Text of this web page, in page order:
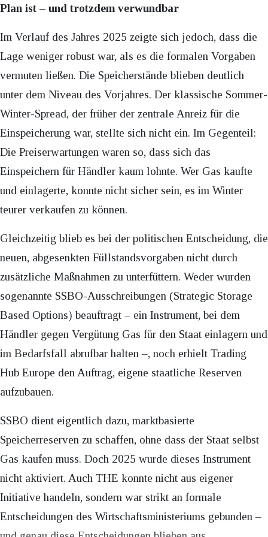
Plan ist – und trotzdem verwundbar
Im Verlauf des Jahres 2025 zeigte sich jedoch, dass die
Lage weniger robust war, als es die formalen Vorgaben
vermuten ließen. Die Speicherstände blieben deutlich
unter dem Niveau des Vorjahres. Der klassische Sommer-
Winter-Spread, der früher der zentrale Anreiz für die
Einspeicherung war, stellte sich nicht ein. Im Gegenteil:
Die Preiserwartungen waren so, dass sich das
Einspeichern für Händler kaum lohnte. Wer Gas kaufte
und einlagerte, konnte nicht sicher sein, es im Winter
teurer verkaufen zu können.
Gleichzeitig blieb es bei der politischen Entscheidung, die
neuen, abgesenkten Füllstandsvorgaben nicht durch
zusätzliche Maßnahmen zu unterfüttern. Weder wurden
sogenannte SSBO-Ausschreibungen (Strategic Storage
Based Options) beauftragt – ein Instrument, bei dem
Händler gegen Vergütung Gas für den Staat einlagern und
im Bedarfsfall abrufbar halten –, noch erhielt Trading
Hub Europe den Auftrag, eigene staatliche Reserven
aufzubauen.
SSBO dient eigentlich dazu, marktbasierte
Speicherreserven zu schaffen, ohne dass der Staat selbst
Gas kaufen muss. Doch 2025 wurde dieses Instrument
nicht aktiviert. Auch THE konnte nicht aus eigener
Initiative handeln, sondern war strikt an formale
Entscheidungen des Wirtschaftsministeriums gebunden –